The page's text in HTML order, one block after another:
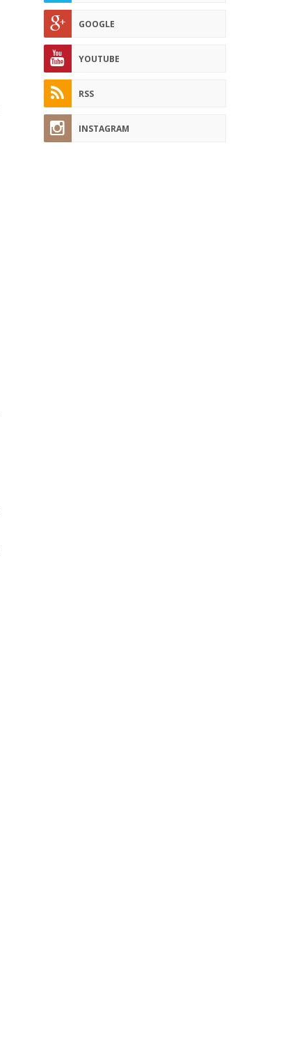
GOOGLE
YOUTUBE
RSS
INSTAGRAM